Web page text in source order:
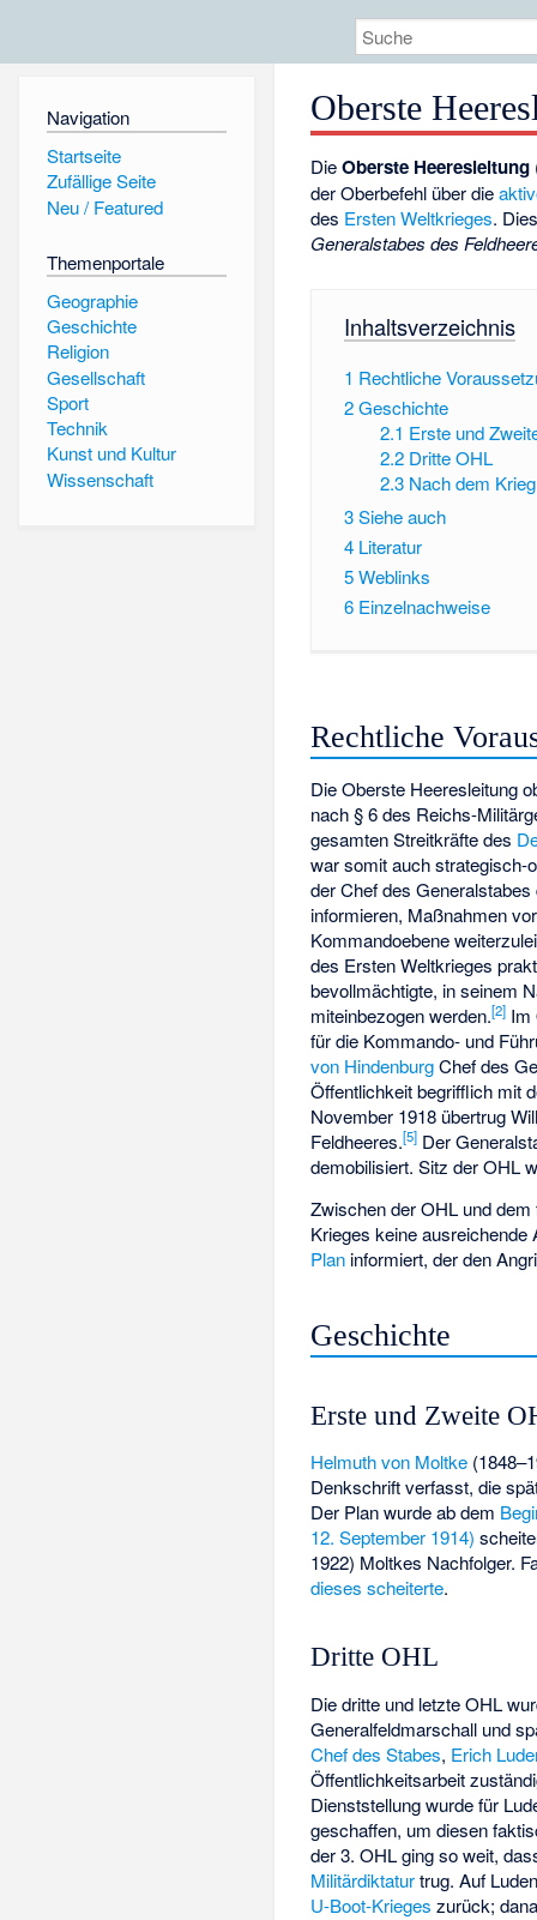
Navigation
Startseite
Zufällige Seite
Neu / Featured
Themenportale
Geographie
Geschichte
Religion
Gesellschaft
Sport
Technik
Kunst und Kultur
Wissenschaft
Oberste
DieOberste Heeresleitung
derOberbefehl über die
des Ersten Weltkrieges.
Generalstabes des
Inhaltsverzeichnis
1 Rechtliche
2Geschichte
2.1 Erste und
2.2 Dritte OHL
2.3 Nach dem Krieg
3Siehe auch
4 Literatur
5Weblinks
6 Einzelnachweise
Rechtliche
Die Oberste Heeresleitung
nach § 6 des Reichs-
gesamten Streitkräfte des
war somit auch strategisch-
der Chef des
informieren, Maßnahmen
Kommandoebene
des Ersten Weltkrieges
bevollmächtigte, in seinem
miteinbezogen werden.[2] Im
für die Kommando- und
von HindenburgChef des
Öffentlichkeit begrifflich mit
November 1918 übertrug
Feldheeres.[5] Der
demobilisiert. Sitz der OHL
Zwischen der OHL und
Krieges keine ausreichende
Plan informiert, der den
Geschichte
Erste und Zweite
Helmuth von Moltke
Denkschrift verfasst, die
Der Plan wurde ab dem
12. September 1914)
1922) Moltkes Nachfolger.
dieses scheiterte.
Dritte OHL
Die dritte und letzte OHL
Generalfeldmarschall und
Chef des Stabes, Erich
Öffentlichkeitsarbeit
Dienststellung wurde für
geschaffen, um diesen
der 3. OHL ging so weit,
Militärdiktaturtrug. Auf
U-Boot-Krieges zurück;